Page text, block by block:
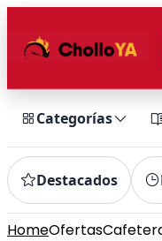
Categorías
Destacados
HomeOfertas